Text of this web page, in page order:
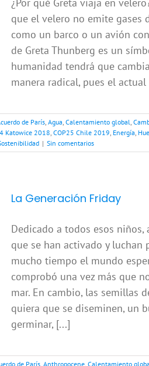
que el velero no emite gases
como un barco o un avión
de Greta Thunberg es un
humanidad tendrá que
manera radical, pues el
de París, Agua, Calentamiento global,
Katowice 2018, COP25 Chile 2019, Energía,
| Sin comentarios
La Generación Friday
Dedicado a todos esos niños,
que se han activado y luchan
mucho tiempo el mundo
comprobó una vez más que
mar. En cambio, las semillas
quiera que se diseminen, un
germinar, [...]
de París, Anthropocene, Calentamiento